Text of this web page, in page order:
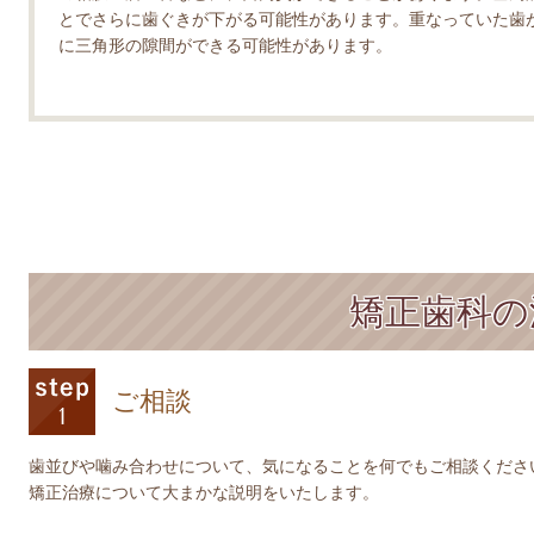
とでさらに歯ぐきが下がる可能性があります。重なっていた
に三角形の隙間ができる可能性があります。
矯正歯科
ご相談
歯並びや噛み合わせについて、気になることを何でもご相談くださ
矯正治療について大まかな説明をいたします。